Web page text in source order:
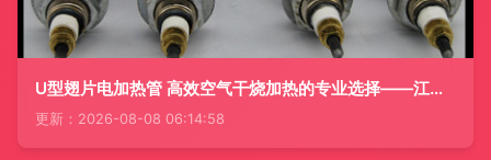
U型翅片电加热管 高效空气干烧加热的专业选择——江苏兴泰电器解析
更新：2026-08-08 06:14:58